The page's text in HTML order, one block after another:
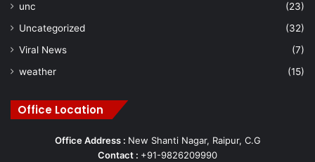
unc
(23)
Uncategorized
(32)
Viral News
(7)
weather
(15)
Office Location
Office Address : New Shanti Nagar, Raipur, C.G
Contact : +91-9826209990